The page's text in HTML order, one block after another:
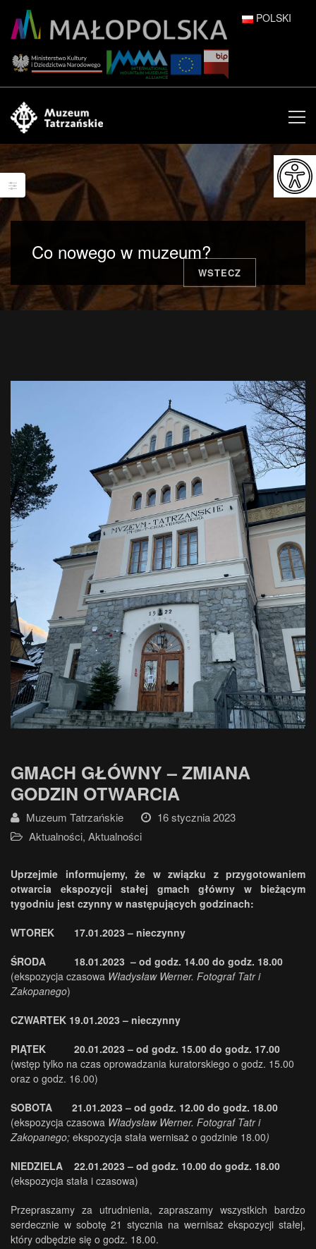
POLSKI
ENGLISH
ESPAÑOL
FRANÇAIS
ITALIANO
日本語
Co nowego w muzeum?
WSTECZ
GMACH GŁÓWNY – ZMIANA
GODZIN OTWARCIA
Muzeum Tatrzańskie
16 stycznia 2023
Aktualności, Aktualności
Uprzejmie informujemy, że w związku z przygotowaniem
otwarcia ekspozycji stałej gmach główny w bieżącym
tygodniu jest czynny w następujących godzinach:
WTOREK 17.01.2023 – nieczynny
ŚRODA 18.01.2023 – od godz. 14.00 do godz. 18.00
(ekspozycja czasowa Władysław Werner. Fotograf Tatr i
Zakopanego)
CZWARTEK 19.01.2023 – nieczynny
PIĄTEK 20.01.2023 – od godz. 15.00 do godz. 17.00
(wstęp tylko na czas oprowadzania kuratorskiego o godz. 15.00
oraz o godz. 16.00)
SOBOTA 21.01.2023 – od godz. 12.00 do godz. 18.00
(ekspozycja czasowa Władysław Werner. Fotograf Tatr i
Zakopanego; ekspozycja stała wernisaż o godzinie 18.00)
NIEDZIELA 22.01.2023 – od godz. 10.00 do godz. 18.00
(ekspozycja stała i czasowa)
Przepraszamy za utrudnienia, zapraszamy wszystkich bardzo
serdecznie w sobotę 21 stycznia na wernisaż ekspozycji stałej,
który odbędzie się o godz. 18.00.